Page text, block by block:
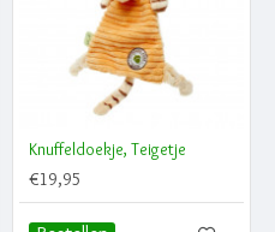
Knuffeldoekje, Teigetje
€19,95